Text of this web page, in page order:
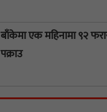
बाँकेमा एक महिनामा ९२
पक्राउ